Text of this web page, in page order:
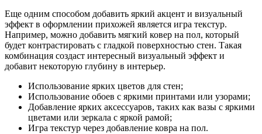
Еще одним способом добавить яркий акцент и визуальный
эффект в оформлении прихожей является игра текстур.
Например, можно добавить мягкий ковер на пол, который
будет контрастировать с гладкой поверхностью стен. Такая
комбинация создаст интересный визуальный эффект и
добавит некоторую глубину в интерьер.
Использование ярких цветов для стен;
Использование обоев с яркими принтами или узорами;
Добавление ярких аксессуаров, таких как вазы с яркими
цветами или зеркала с яркой рамой;
Игра текстур через добавление ковра на пол.